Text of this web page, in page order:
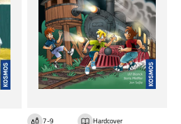
7-9
Hardcover